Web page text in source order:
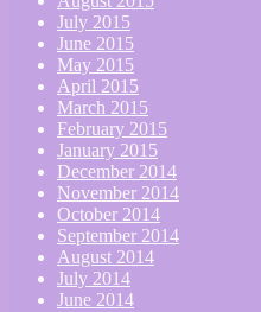
July 2015
June 2015
May 2015
April 2015
March 2015
February 2015
January 2015
December 2014
November 2014
October 2014
September 2014
August 2014
July 2014
June 2014